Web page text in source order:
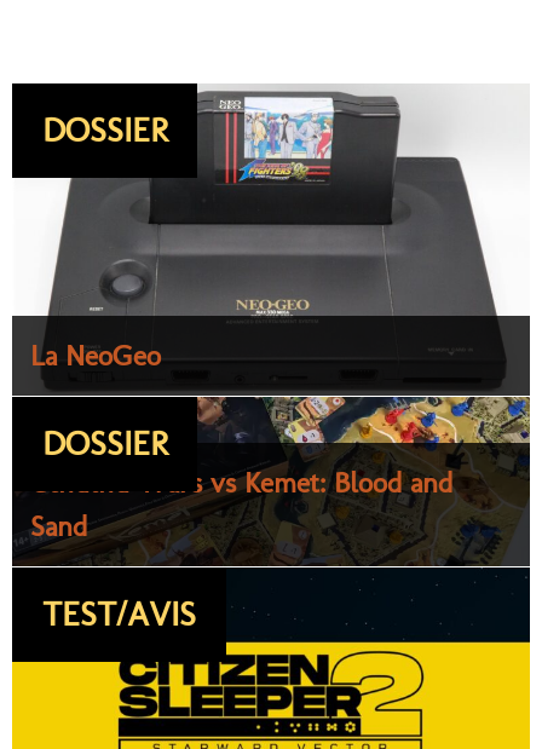
DOSSIER
La NeoGeo
DOSSIER
Cthulhu Wars vs Kemet: Blood and
Sand
TEST/AVIS